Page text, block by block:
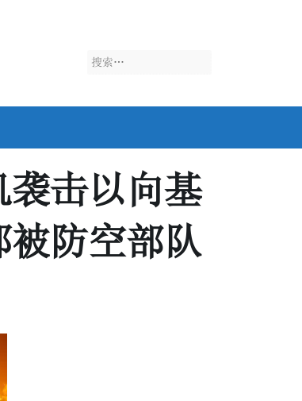
搜
击以向基
防空部队